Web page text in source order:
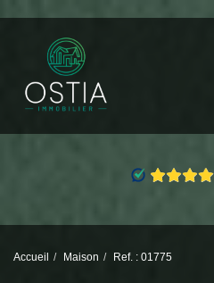
Accueil Maison Ref. : 01775